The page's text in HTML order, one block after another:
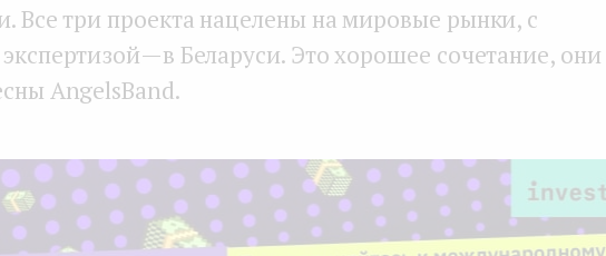
Все три проекта нацелены на мировые рынки, с
— в Беларуси. Это хорошее сочетание, они
AngelsBand.